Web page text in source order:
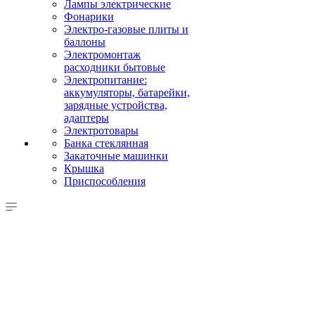
Лампы электрические
Фонарики
Электро-газовые плиты и
баллоны
Электромонтаж
расходники бытовые
Электропитание:
аккумуляторы, батарейки,
зарядные устройства,
адаптеры
Электротовары
Банка стеклянная
Закаточные машинки
Крышка
Приспособления